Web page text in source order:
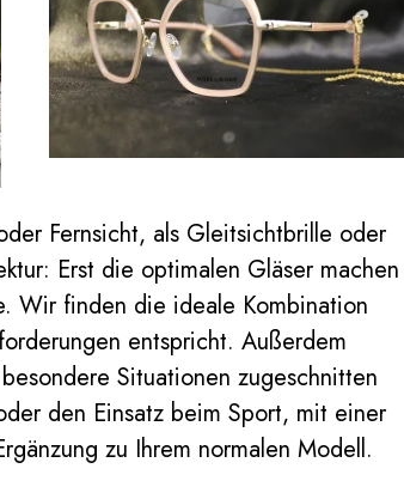
Fernsicht, als Gleitsichtbrille oder
Erst die optimalen Gläser machen
Wir finden die ideale Kombination
entspricht. Außerdem
Situationen zugeschnitten
den Einsatz beim Sport, mit einer
zu Ihrem normalen Modell.